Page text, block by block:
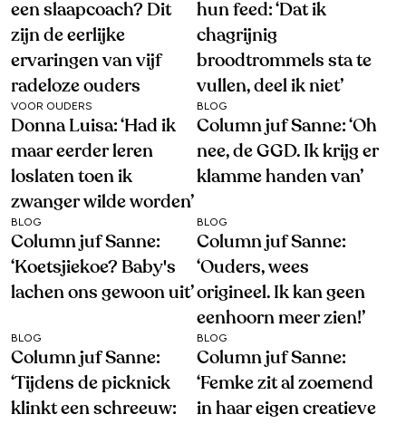
een slaapcoach? Dit
zijn de eerlijke
ervaringen van vijf
radeloze ouders
hun feed: ‘Dat ik
chagrijnig
broodtrommels sta te
vullen, deel ik niet’
VOOR OUDERS
Donna Luisa: ‘Had ik
maar eerder leren
loslaten toen ik
zwanger wilde worden’
BLOG
Column juf Sanne: ‘Oh
nee, de GGD. Ik krijg er
klamme handen van’
BLOG
Column juf Sanne:
‘Koetsjiekoe? Baby's
lachen ons gewoon uit’
BLOG
Column juf Sanne:
‘Ouders, wees
origineel. Ik kan geen
eenhoorn meer zien!’
BLOG
Column juf Sanne:
‘Tijdens de picknick
klinkt een schreeuw:
BLOG
Column juf Sanne:
‘Femke zit al zoemend
in haar eigen creatieve